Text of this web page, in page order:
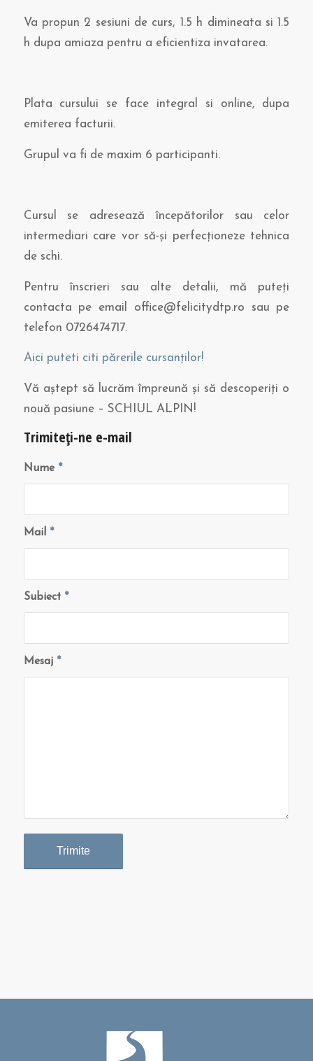
Va propun 2 sesiuni de curs, 1.5 h dimineata si 1.5
h dupa amiaza pentru a eficientiza invatarea.
Plata cursului se face integral si online, dupa
emiterea facturii.
Grupul va fi de maxim 6 participanti.
Cursul se adresează începătorilor sau celor
intermediari care vor să-și perfecționeze tehnica
de schi.
Pentru înscrieri sau alte detalii, mă puteți
contacta pe email office@felicitydtp.ro sau pe
telefon 0726474717.
Aici puteti citi părerile cursanților!
Vă aștept să lucrăm împreună și să descoperiți o
nouă pasiune – SCHIUL ALPIN!
Trimiteți-ne e-mail
Nume *
Mail *
Subiect *
Mesaj *